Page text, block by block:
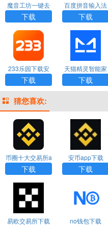
魔音工坊一键去
水印免费使用下
载
下载
百度拼音输入法
最新版本下载
下载
233乐园下载安
装免费下载
下载
天猫精灵智能家
居控制系统下载
下载
猜您喜欢:
币圈十大交易所a
pp下载
下载
安币app下载
下载
易欧交易所下载 no钱包下载